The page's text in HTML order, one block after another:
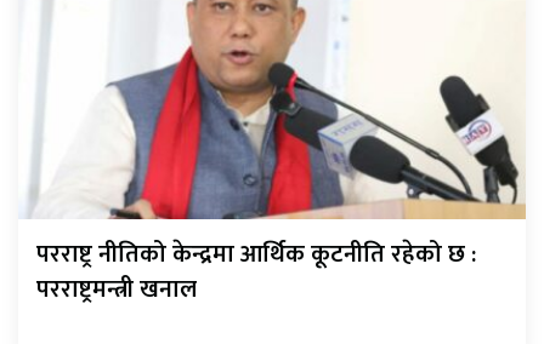
परराष्ट्र नीतिको केन्द्रमा आर्थिक कूटनीति रहेको छ :
परराष्ट्रमन्त्री खनाल